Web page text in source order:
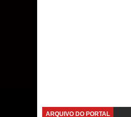
ARQUIVO DO PORTAL